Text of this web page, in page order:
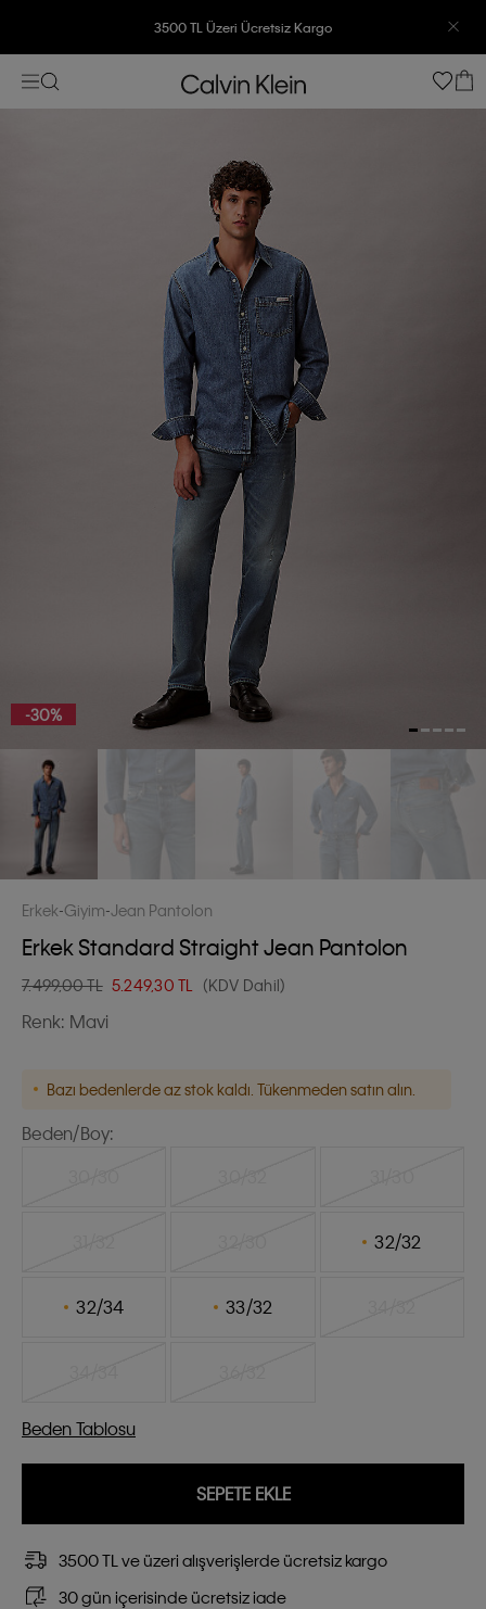
3500 TL Üzeri Ücretsiz Kargo
7500 TL Ve Üzeri Alışverişlerinizde 6 Taksit İmkanı
-30%
Erkek Giyim Jean Pantolon
Erkek Standard Straight Jean Pantolon
7.499,00 TL 5.249,30 TL (KDV Dahil)
Renk: Mavi
Bazı bedenlerde az stok kaldı. Tükenmeden satın alın.
Beden/Boy:
32/32
32/34 33/32
Beden Tablosu
SEPETE EKLE
3500 TL ve üzeri alışverişlerde ücretsiz kargo
30 gün içerisinde ücretsiz iade